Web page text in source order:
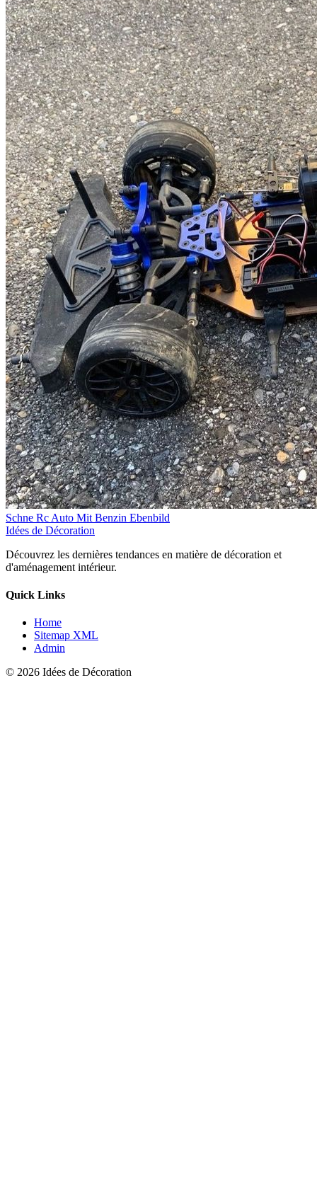
Schne Rc Auto Mit Benzin Ebenbild
Idées de Décoration
Découvrez les dernières tendances en matière de décoration et
d'aménagement intérieur.
Quick Links
Home
Sitemap XML
Admin
© 2026 Idées de Décoration